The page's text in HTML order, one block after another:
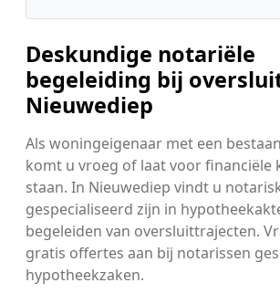
Deskundige notariële
begeleiding bij
Nieuwediep
Als woningeigenaar met een
komt u vroeg of laat voor financiële
staan. In Nieuwediep vindt u
gespecialiseerd zijn in
begeleiden van oversluittrajecten.
gratis offertes aan bij notarissen
hypotheekzaken.